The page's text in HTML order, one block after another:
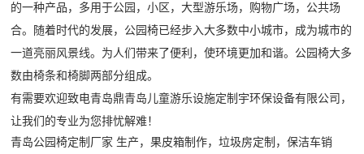
的一种产品，多用于公园，小区，大型游乐场，购物广场，公共场
合。随着时代的发展，公园椅已经步入大多数中小城市，成为城市的
一道亮丽风景线。为人们带来了便利，使环境更加和谐。公园椅大多
数由椅条和椅脚两部分组成。
有需要欢迎致电青岛鼎青岛儿童游乐设施定制宇环保设备有限公司，
让我们的专业为您排忧解难！
青岛公园椅定制厂家 生产，果皮箱制作，垃圾房定制，保洁车销